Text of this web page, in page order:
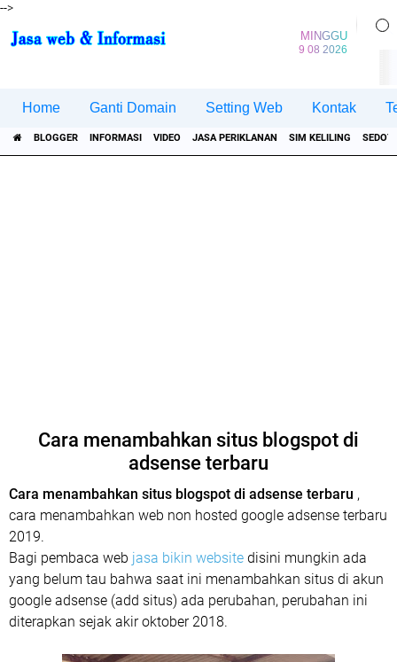
-->
MINGGU
9 08 2026
Home Ganti Domain Setting Web Kontak
BLOGGER INFORMASI VIDEO JASA PERIKLANAN SIM KELILING SEDOT
Cara menambahkan situs blogspot di
adsense terbaru
Cara menambahkan situs blogspot di adsense terbaru ,
cara menambahkan web non hosted google adsense terbaru
2019.
Bagi pembaca web jasa bikin website disini mungkin ada
yang belum tau bahwa saat ini menambahkan situs di akun
google adsense (add situs) ada perubahan, perubahan ini
diterapkan sejak akir oktober 2018.